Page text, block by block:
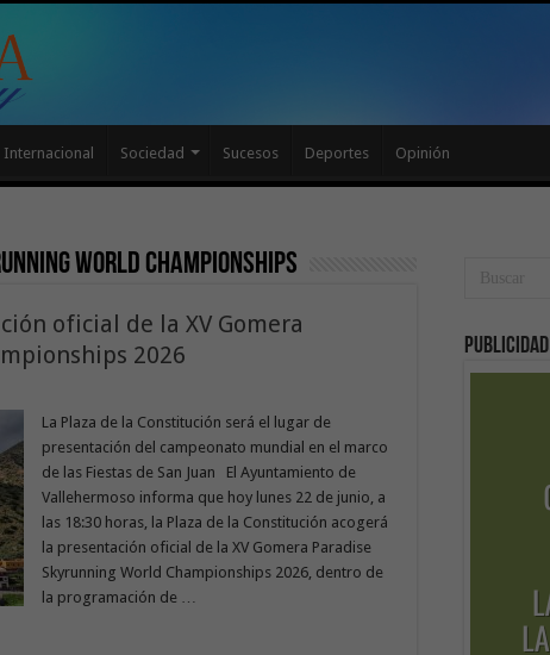
Internacional Sociedad Sucesos Deportes Opinión
World Championships
oficial de la XV Gomera
2026
La Plaza de la Constitución será el lugar de
presentación del campeonato mundial en el marco
de las Fiestas de San Juan El Ayuntamiento de
Vallehermoso informa que hoy lunes 22 de junio, a
las 18:30 horas, la Plaza de la Constitución acogerá
la presentación oficial de la XV Gomera Paradise
Skyrunning World Championships 2026, dentro de
la programación de …
Publicidad